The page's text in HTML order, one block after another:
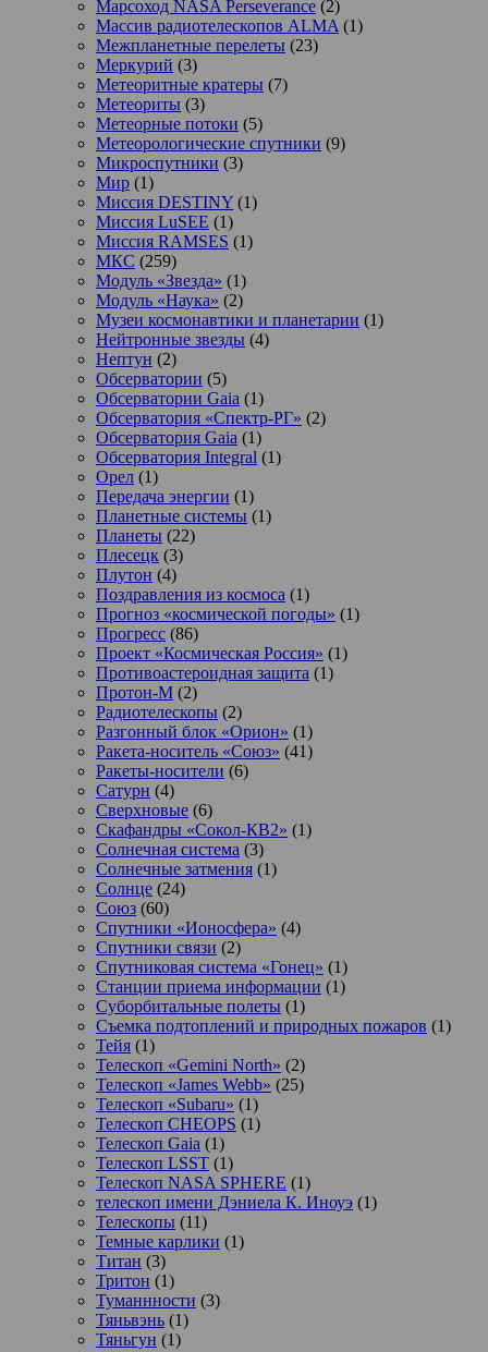
Марсоход NASA Perseverance (2)
Массив радиотелескопов ALMA (1)
Межпланетные перелеты (23)
Меркурий (3)
Метеоритные кратеры (7)
Метеориты (3)
Метеорные потоки (5)
Метеорологические спутники (9)
Микроспутники (3)
Мир (1)
Миссия DESTINY (1)
Миссия LuSEE (1)
Миссия RAMSES (1)
МКС (259)
Модуль «Звезда» (1)
Модуль «Наука» (2)
Музеи космонавтики и планетарии (1)
Нейтронные звезды (4)
Нептун (2)
Обсерватории (5)
Обсерватории Gaia (1)
Обсерватория «Спектр-РГ» (2)
Обсерватория Gaia (1)
Обсерватория Integral (1)
Орел (1)
Передача энергии (1)
Планетные системы (1)
Планеты (22)
Плесецк (3)
Плутон (4)
Поздравления из космоса (1)
Прогноз «космической погоды» (1)
Прогресс (86)
Проект «Космическая Россия» (1)
Противоастероидная защита (1)
Протон-М (2)
Радиотелескопы (2)
Разгонный блок «Орион» (1)
Ракета-носитель «Союз» (41)
Ракеты-носители (6)
Сатурн (4)
Сверхновые (6)
Скафандры «Сокол-КВ2» (1)
Солнечная система (3)
Солнечные затмения (1)
Солнце (24)
Союз (60)
Спутники «Ионосфера» (4)
Спутники связи (2)
Спутниковая система «Гонец» (1)
Станции приема информации (1)
Суборбитальные полеты (1)
Съемка подтоплений и природных пожаров (1)
Тейя (1)
Телескоп «Gemini North» (2)
Телескоп «James Webb» (25)
Телескоп «Subaru» (1)
Телескоп CHEOPS (1)
Телескоп Gaia (1)
Телескоп LSST (1)
Телескоп NASA SPHERE (1)
телескоп имени Дэниела К. Иноуэ (1)
Телескопы (11)
Темные карлики (1)
Титан (3)
Тритон (1)
Туманнности (3)
Тяньвэнь (1)
Тяньгун (1)